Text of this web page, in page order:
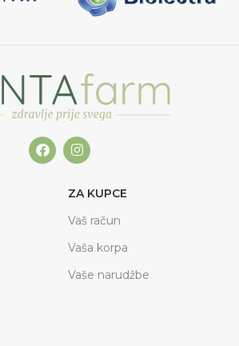
ZA KUPCE
Vaš račun
Vaša korpa
Vaše narudžbe